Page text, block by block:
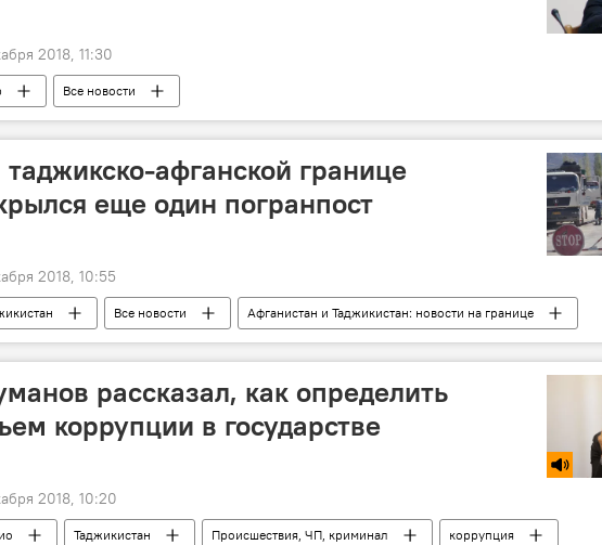
2018, 11:30
Все новости
афганской границе
еще один погранпост
2018, 10:55
Все новости
Афганистан и Таджикистан: новости на границе
граница КПП
рассказал, как определить
коррупции в государстве
2018, 10:20
Таджикистан Происшествия, ЧП, криминал коррупция